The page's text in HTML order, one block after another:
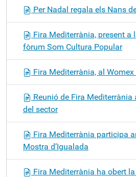
Per Nadal regala els Nans
Fira Mediterrània, present a
fòrum Som Cultura Popular
Fira Mediterrània, al Womex
Reunió de Fira
del sector
Fira Mediterrània participa
Mostra d’Igualada
Fira Mediterrània ha obert